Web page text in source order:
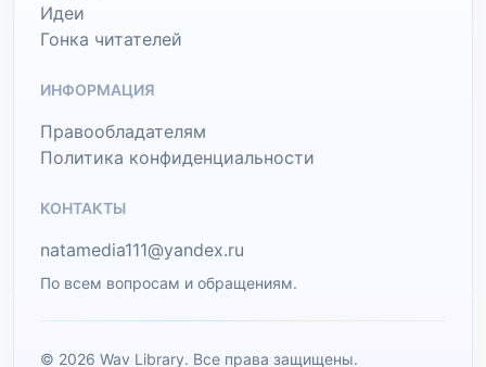
Идеи
Гонка читателей
ИНФОРМАЦИЯ
Правообладателям
Политика конфиденциальности
КОНТАКТЫ
natamedia111@yandex.ru
По всем вопросам и обращениям.
© 2026 Wav Library. Все права защищены.